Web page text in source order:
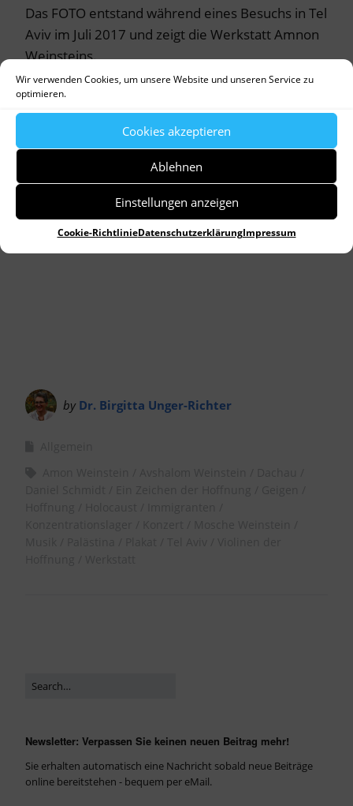
Wir verwenden Cookies, um unsere Website und unseren Service zu
optimieren.
Cookies akzeptieren
Ablehnen
Einstellungen anzeigen
Cookie-RichtlinieDatenschutzerklärungImpressum
Das FOTO entstand während eines Besuchs in Tel
Aviv im Juli 2017 und zeigt die Werkstatt Amnon
Weinsteins.
by Dr. Birgitta Unger-Richter
Newsletter: Verpassen Sie keinen neuen Beitrag mehr!
Sie erhalten automatisch eine Nachricht sobald neue Beiträge
online bereitstehen - bequem per eMail.